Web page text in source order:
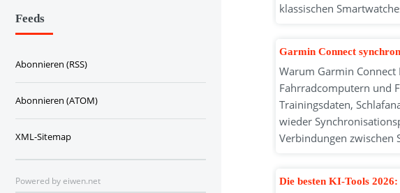
klassischen
Garmin Connect
Warum Garmin
Fahrradcomputern und
Trainingsdaten,
wieder
Verbindungen zwischen
Die besten KI-Tools
Feeds
Abonnieren (RSS)
Abonnieren (ATOM)
XML-Sitemap
Powered by eiwen.net